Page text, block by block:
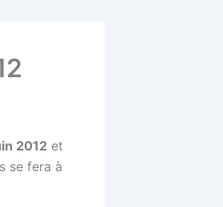
2012 et
se fera à